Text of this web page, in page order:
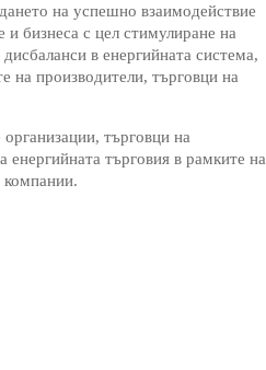
на успешно взаимодействие
бизнеса с цел стимулиране на
в енергийната система,
на производители, търговци на
търговци на
енергийната търговия в рамките на
компании.